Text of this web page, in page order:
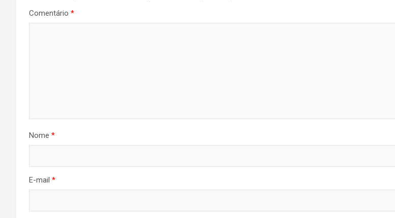
Comentário *
Nome *
E-mail *